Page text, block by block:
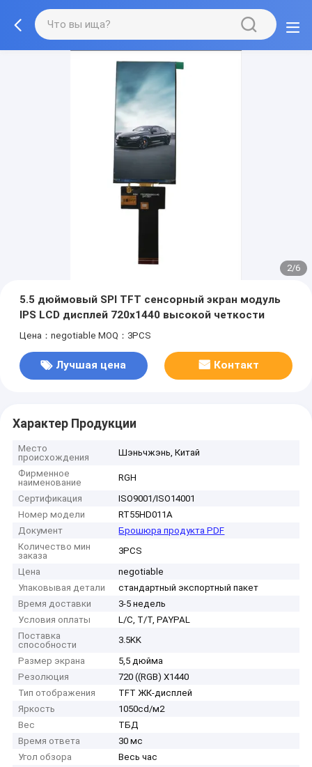
2/6
5.5 дюймовый SPI TFT сенсорный экран модуль
IPS LCD дисплей 720x1440 высокой четкости
Цена：negotiable MOQ：3PCS
Лучшая цена Контакт
Характер Продукции
Место
происхождения
Шэньчжэнь, Китай
Фирменное
наименование
RGH
Сертификация
ISO9001/ISO14001
Номер модели
RT55HD011A
Документ
Брошюра продукта PDF
Количество мин
заказа
3PCS
Цена
negotiable
Упаковывая детали
стандартный экспортный пакет
Время доставки
3-5 недель
Условия оплаты
L/C, T/T, PAYPAL
Поставка
способности
3.5KK
Размер экрана
5,5 дюйма
Резолюция
720 ((RGB) X1440
Тип отображения
TFT ЖК-дисплей
Яркость
1050cd/м2
Вес
ТБД
Время ответа
30 мс
Угол обзора
Весь час